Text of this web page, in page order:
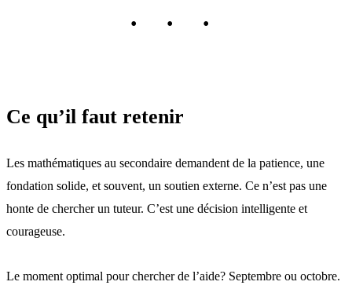
Ce qu’il faut retenir
Les mathématiques au secondaire demandent de la patience, une
fondation solide, et souvent, un soutien externe. Ce n’est pas une
honte de chercher un tuteur. C’est une décision intelligente et
courageuse.
Le moment optimal pour chercher de l’aide? Septembre ou octobre.